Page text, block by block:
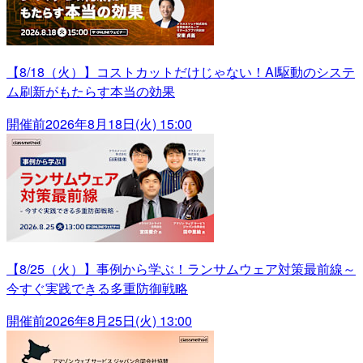
【8/18（火）】コストカットだけじゃない！AI駆動のシステ
ム刷新がもたらす本当の効果
開催前2026年8月18日(火) 15:00
【8/25（火）】事例から学ぶ！ランサムウェア対策最前線～
今すぐ実践できる多重防御戦略
開催前2026年8月25日(火) 13:00